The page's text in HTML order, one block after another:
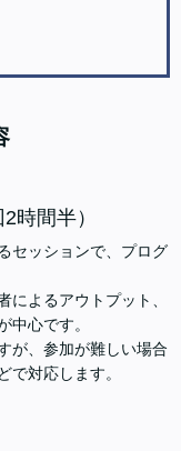
時間半）
セッションで、プログ
によるアウトプット、
中心です。
が、参加が難しい場合
で対応します。